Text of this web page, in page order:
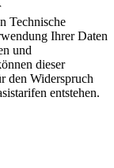
Technische
Ihrer Daten
und
dieser
den Widerspruch
entstehen.